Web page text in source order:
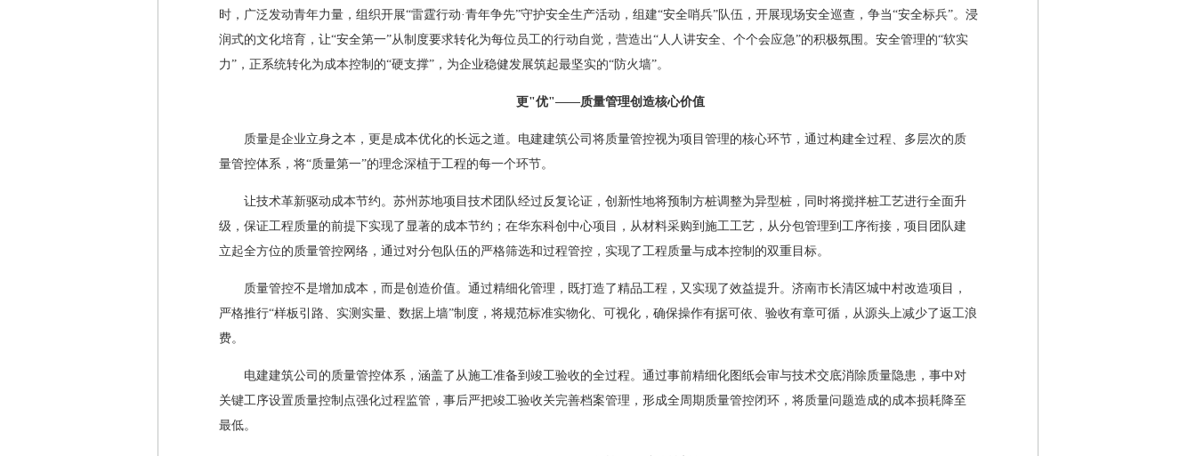
时，广泛发动青年力量，组织开展“雷霆行动·青年争先”守护安全生产活动，组建“安全哨兵”队伍，开展现场安全巡查，争当“安全标兵”。浸
润式的文化培育，让“安全第一”从制度要求转化为每位员工的行动自觉，营造出“人人讲安全、个个会应急”的积极氛围。安全管理的“软实
力”，正系统转化为成本控制的“硬支撑”，为企业稳健发展筑起最坚实的“防火墙”。
更"优"——质量管理创造核心价值
质量是企业立身之本，更是成本优化的长远之道。电建建筑公司将质量管控视为项目管理的核心环节，通过构建全过程、多层次的质
量管控体系，将“质量第一”的理念深植于工程的每一个环节。
让技术革新驱动成本节约。苏州苏地项目技术团队经过反复论证，创新性地将预制方桩调整为异型桩，同时将搅拌桩工艺进行全面升
级，保证工程质量的前提下实现了显著的成本节约；在华东科创中心项目，从材料采购到施工工艺，从分包管理到工序衔接，项目团队建
立起全方位的质量管控网络，通过对分包队伍的严格筛选和过程管控，实现了工程质量与成本控制的双重目标。
质量管控不是增加成本，而是创造价值。通过精细化管理，既打造了精品工程，又实现了效益提升。济南市长清区城中村改造项目，
严格推行“样板引路、实测实量、数据上墙”制度，将规范标准实物化、可视化，确保操作有据可依、验收有章可循，从源头上减少了返工浪
费。
电建建筑公司的质量管控体系，涵盖了从施工准备到竣工验收的全过程。通过事前精细化图纸会审与技术交底消除质量隐患，事中对
关键工序设置质量控制点强化过程监管，事后严把竣工验收关完善档案管理，形成全周期质量管控闭环，将质量问题造成的成本损耗降至
最低。